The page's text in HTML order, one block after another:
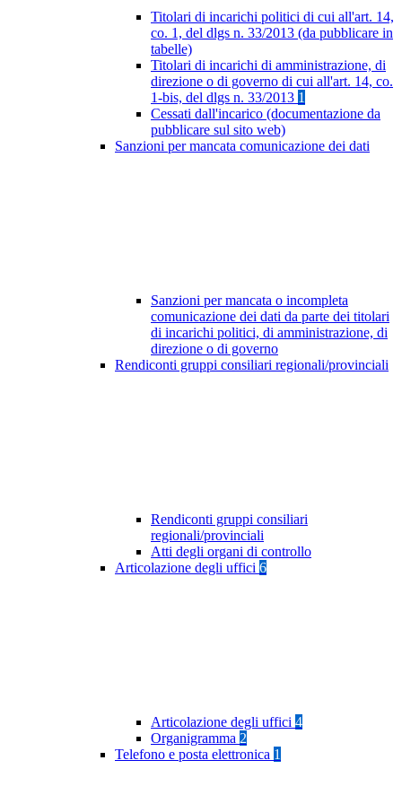
Titolari di incarichi politici di cui all'art. 14,
co. 1, del dlgs n. 33/2013 (da pubblicare in
tabelle)
Titolari di incarichi di amministrazione, di
direzione o di governo di cui all'art. 14, co.
1-bis, del dlgs n. 33/2013 1
Cessati dall'incarico (documentazione da
pubblicare sul sito web)
Sanzioni per mancata comunicazione dei dati
Sanzioni per mancata o incompleta
comunicazione dei dati da parte dei titolari
di incarichi politici, di amministrazione, di
direzione o di governo
Rendiconti gruppi consiliari regionali/provinciali
Rendiconti gruppi consiliari
regionali/provinciali
Atti degli organi di controllo
Articolazione degli uffici 6
Articolazione degli uffici 4
Organigramma 2
Telefono e posta elettronica 1